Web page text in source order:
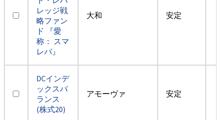
レッジ戦
略ファン
ド 『愛
称： スマ
レバ』
大和 安定
DCインデ
ックスバ
ランス
(株式20)
アモーヴァ 安定